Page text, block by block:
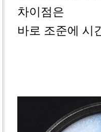
차이점은
바로 조준에 시